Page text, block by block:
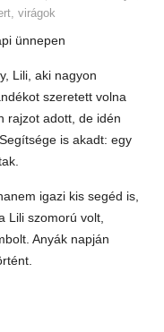
,virágok
ünnepen
Lili, aki nagyon
szeretett volna
rajzot adott, de idén
is akadt: egy
igazi kis segéd is,
Lili szomorú volt,
Anyák napján